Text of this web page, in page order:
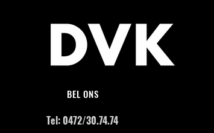
BEL ONS
Tel: 0472/30.74.74